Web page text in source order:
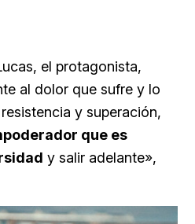
el protagonista,
al dolor que sufre y lo
y superación,
que es
y salir adelante»,